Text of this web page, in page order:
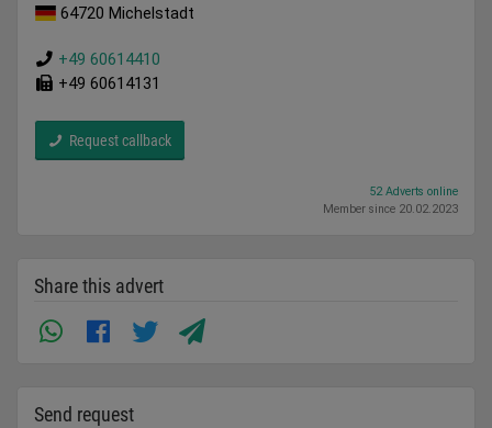
64720 Michelstadt
+49 60614410
+49 60614131
Request callback
52 Adverts online
Member since 20.02.2023
Share this advert
Send request